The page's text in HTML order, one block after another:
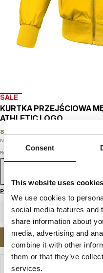
Consent
This website uses cookies
We use cookies to
social media features and
share information about
media, advertising and
combine it with other
them or that they’ve
services.
SALE
KURTKA PRZEJŚCIOWA
ATHLETIC LOGO
89
Najniższa cena w okresie ostatnich 30 dni:
Rozmiar
Przewodnik po rozmiarach
POWIADOM